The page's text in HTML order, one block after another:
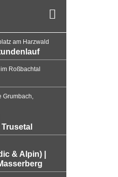
am Harzwald
Roßbachtal
Grumbach,
& Alpin) |